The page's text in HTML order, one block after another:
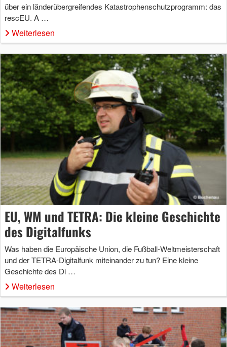
über ein länderübergreifendes Katastrophenschutzprogramm: das
rescEU. A …
Weiterlesen
EU, WM und TETRA: Die kleine Geschichte
des Digitalfunks
Was haben die Europäische Union, die Fußball-Weltmeisterschaft
und der TETRA-Digitalfunk miteinander zu tun? Eine kleine
Geschichte des Di …
Weiterlesen